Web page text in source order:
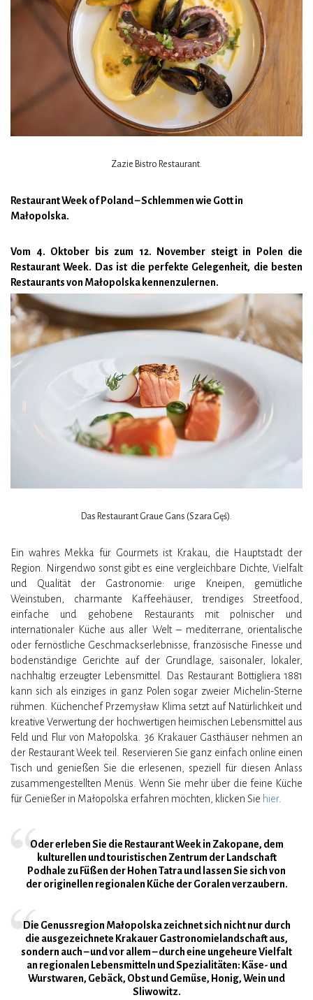
Zazie Bistro Restaurant.
Restaurant Week of Poland – Schlemmen wie Gott in
Małopolska.
Vom 4. Oktober bis zum 12. November steigt in Polen die
Restaurant Week. Das ist die perfekte Gelegenheit, die besten
Restaurants von Małopolska kennenzulernen.
Das Restaurant Graue Gans (Szara Gęś).
Ein wahres Mekka für Gourmets ist Krakau, die Hauptstadt der
Region. Nirgendwo sonst gibt es eine vergleichbare Dichte, Vielfalt
und Qualität der Gastronomie: urige Kneipen, gemütliche
Weinstuben, charmante Kaffeehäuser, trendiges Streetfood,
einfache und gehobene Restaurants mit polnischer und
internationaler Küche aus aller Welt – mediterrane, orientalische
oder fernöstliche Geschmackserlebnisse, französische Finesse und
bodenständige Gerichte auf der Grundlage, saisonaler, lokaler,
nachhaltig erzeugter Lebensmittel. Das Restaurant Bottigliera 1881
kann sich als einziges in ganz Polen sogar zweier Michelin-Sterne
rühmen. Küchenchef Przemysław Klima setzt auf Natürlichkeit und
kreative Verwertung der hochwertigen heimischen Lebensmittel aus
Feld und Flur von Małopolska. 36 Krakauer Gasthäuser nehmen an
der Restaurant Week teil. Reservieren Sie ganz einfach online einen
Tisch und genießen Sie die erlesenen, speziell für diesen Anlass
zusammengestellten Menüs. Wenn Sie mehr über die feine Küche
für Genießer in Małopolska erfahren möchten, klicken Sie hier.
Oder erleben Sie die Restaurant Week in Zakopane, dem
kulturellen und touristischen Zentrum der Landschaft
Podhale zu Füßen der Hohen Tatra und lassen Sie sich von
der originellen regionalen Küche der Goralen verzaubern.
Die Genussregion Małopolska zeichnet sich nicht nur durch
die ausgezeichnete Krakauer Gastronomielandschaft aus,
sondern auch – und vor allem – durch eine ungeheure Vielfalt
an regionalen Lebensmitteln und Spezialitäten: Käse- und
Wurstwaren, Gebäck, Obst und Gemüse, Honig, Wein und
Sliwowitz.